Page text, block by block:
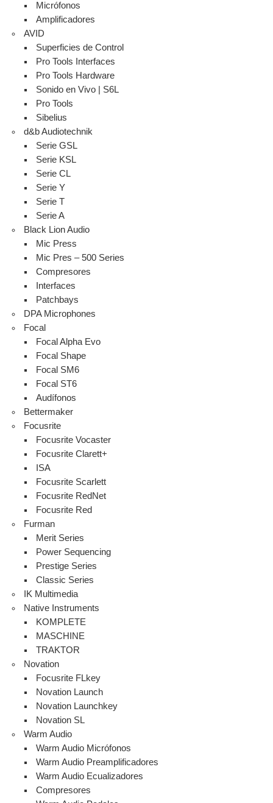
Micrófonos
Amplificadores
AVID
Superficies de Control
Pro Tools Interfaces
Pro Tools Hardware
Sonido en Vivo | S6L
Pro Tools
Sibelius
d&b Audiotechnik
Serie GSL
Serie KSL
Serie CL
Serie Y
Serie T
Serie A
Black Lion Audio
Mic Press
Mic Pres – 500 Series
Compresores
Interfaces
Patchbays
DPA Microphones
Focal
Focal Alpha Evo
Focal Shape
Focal SM6
Focal ST6
Audífonos
Bettermaker
Focusrite
Focusrite Vocaster
Focusrite Clarett+
ISA
Focusrite Scarlett
Focusrite RedNet
Focusrite Red
Furman
Merit Series
Power Sequencing
Prestige Series
Classic Series
IK Multimedia
Native Instruments
KOMPLETE
MASCHINE
TRAKTOR
Novation
Focusrite FLkey
Novation Launch
Novation Launchkey
Novation SL
Warm Audio
Warm Audio Micrófonos
Warm Audio Preamplificadores
Warm Audio Ecualizadores
Compresores